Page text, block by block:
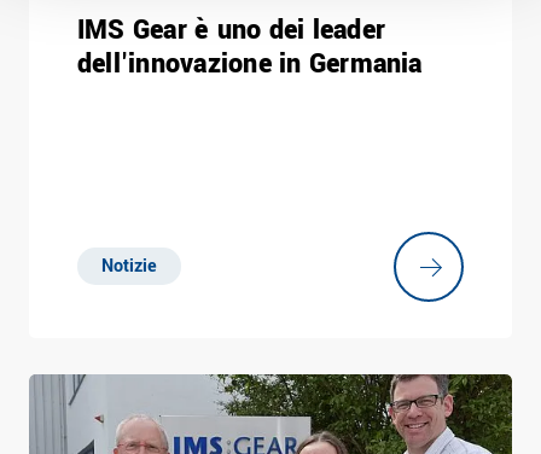
IMS Gear è uno dei leader
dell'innovazione in Germania
Notizie